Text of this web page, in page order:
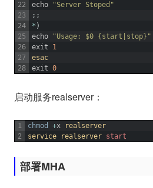
22
23
24
25
26
27
28
echo
"Server Stoped"
; ;
* )
echo
"Usage: $0 {start|stop}"
exit
1
esac
exit 0
启动服务realserver：
1
2
chmod +x
realserver
service
realserver start
部署MHA